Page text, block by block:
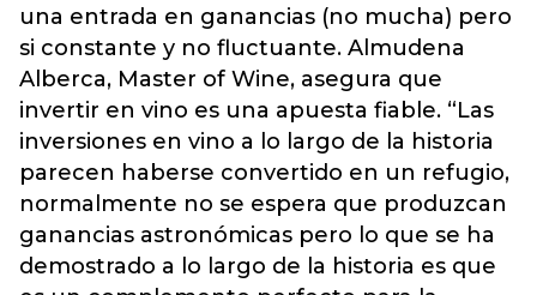
una entrada en ganancias (no mucha) pero
si constante y no fluctuante. Almudena
Alberca, Master of Wine, asegura que
invertir en vino es una apuesta fiable. “Las
inversiones en vino a lo largo de la historia
parecen haberse convertido en un refugio,
normalmente no se espera que produzcan
ganancias astronómicas pero lo que se ha
demostrado a lo largo de la historia es que